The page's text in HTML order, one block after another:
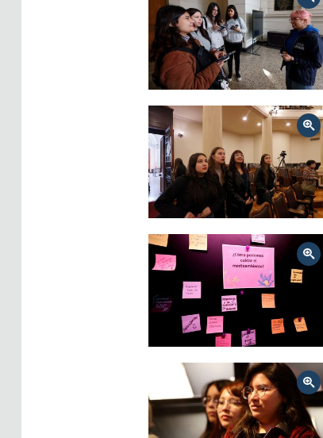
Zoom
Zoom
Zoom